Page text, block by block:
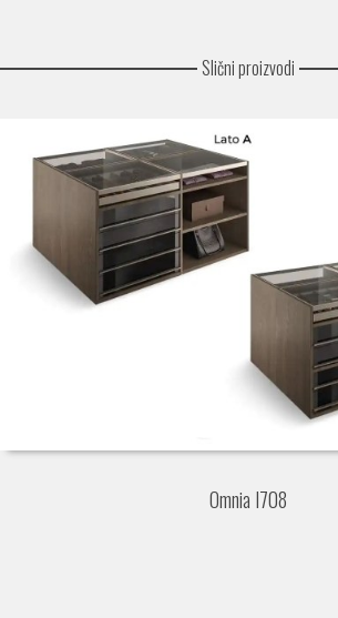
Slični proizvodi
Omnia I708